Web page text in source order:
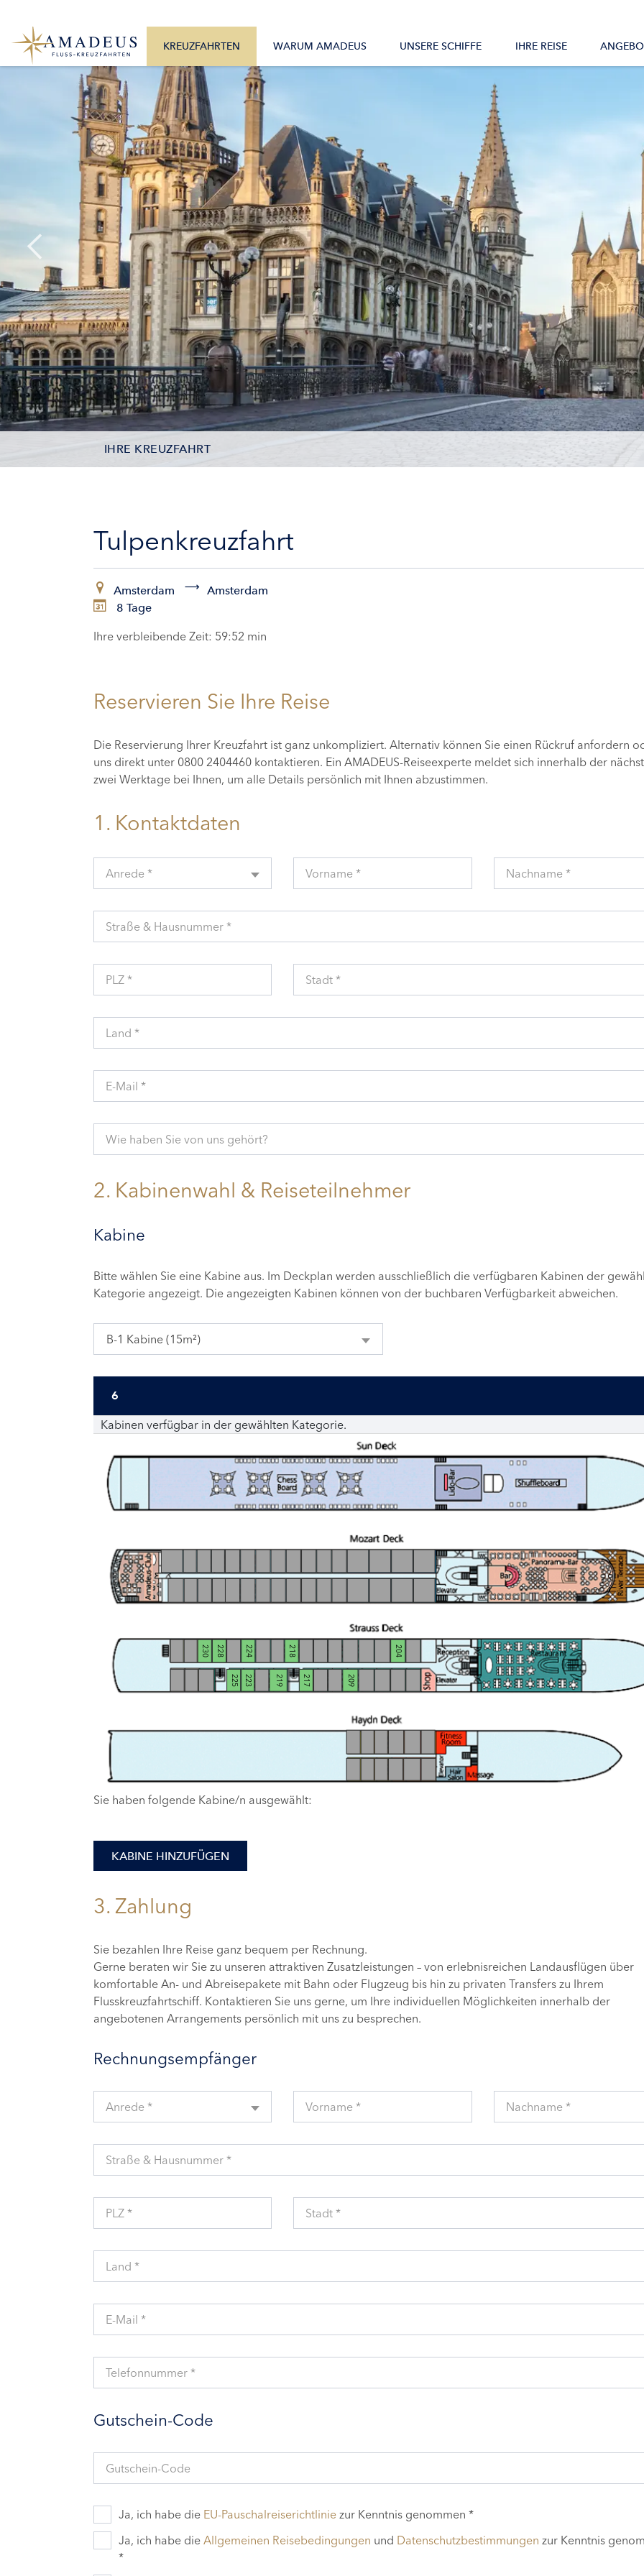
IHRE KREUZFAHRT
ZAHLUNG
Tulpenkreuzfahrt
Amsterdam
Amsterdam
8 Tage
Ihre verbleibende Zeit: 59:51 min
Reservieren Sie Ihre Reise
Die Reservierung Ihrer Kreuzfahrt ist ganz unkompliziert. Alternativ können Sie einen Rückruf anfordern
uns direkt unter 0800 2404460 kontaktieren. Ein AMADEUS-Reiseexperte meldet sich innerhalb der
zwei Werktage bei Ihnen, um alle Details persönlich mit Ihnen abzustimmen.
1. Kontaktdaten
Anrede * Vorname * Nachname *
Straße & Hausnummer *
PLZ * Stadt *
Land *
E-Mail *
Wie haben Sie von uns gehört?
2. Kabinenwahl & Reiseteilnehmer
Kabine
Bitte wählen Sie eine Kabine aus. Im Deckplan werden ausschließlich die verfügbaren Kabinen der
Kategorie angezeigt. Die angezeigten Kabinen können von der buchbaren Verfügbarkeit abweichen.
B-1 Kabine (15m²)
6
Kabinen verfügbar in der gewählten Kategorie.
204
209
217
218
219
223
224
225
228
230
Sie haben folgende Kabine/n ausgewählt:
KABINE HINZUFÜGEN
3. Zahlung
Sie bezahlen Ihre Reise ganz bequem per Rechnung.
Gerne beraten wir Sie zu unseren attraktiven Zusatzleistungen – von erlebnisreichen Landausflügen über
komfortable An- und Abreisepakete mit Bahn oder Flugzeug bis hin zu privaten Transfers zu Ihrem
Flusskreuzfahrtschiff. Kontaktieren Sie uns gerne, um Ihre individuellen Möglichkeiten innerhalb der
angebotenen Arrangements persönlich mit uns zu besprechen.
Rechnungsempfänger
Anrede * Vorname * Nachname *
Straße & Hausnummer *
PLZ * Stadt *
Land *
E-Mail *
Telefonnummer *
Gutschein-Code
Gutschein-Code
Ja, ich habe die EU-Pauschalreiserichtlinie zur Kenntnis genommen *
Ja, ich habe die Allgemeinen Reisebedingungen und Datenschutzbestimmungen zur Kenntnis
*
KREUZFAHRTEN WARUM AMADEUS UNSERE SCHIFFE IHRE REISE
Alle Monate Mo. – Fr. 9:30 – 17:30 Uhr